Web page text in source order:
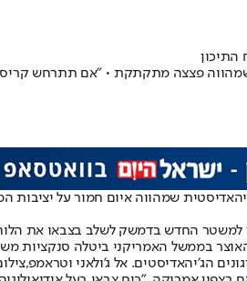
התיכון
שמהווה פצצה מתקתקת • "אם תתרחש
שמהווה איום חמור על
למשטר החדש בדמשק לשלב בצבאו את
בממשל האמריקני ביטלה סנקציות
אל ג'ולאני